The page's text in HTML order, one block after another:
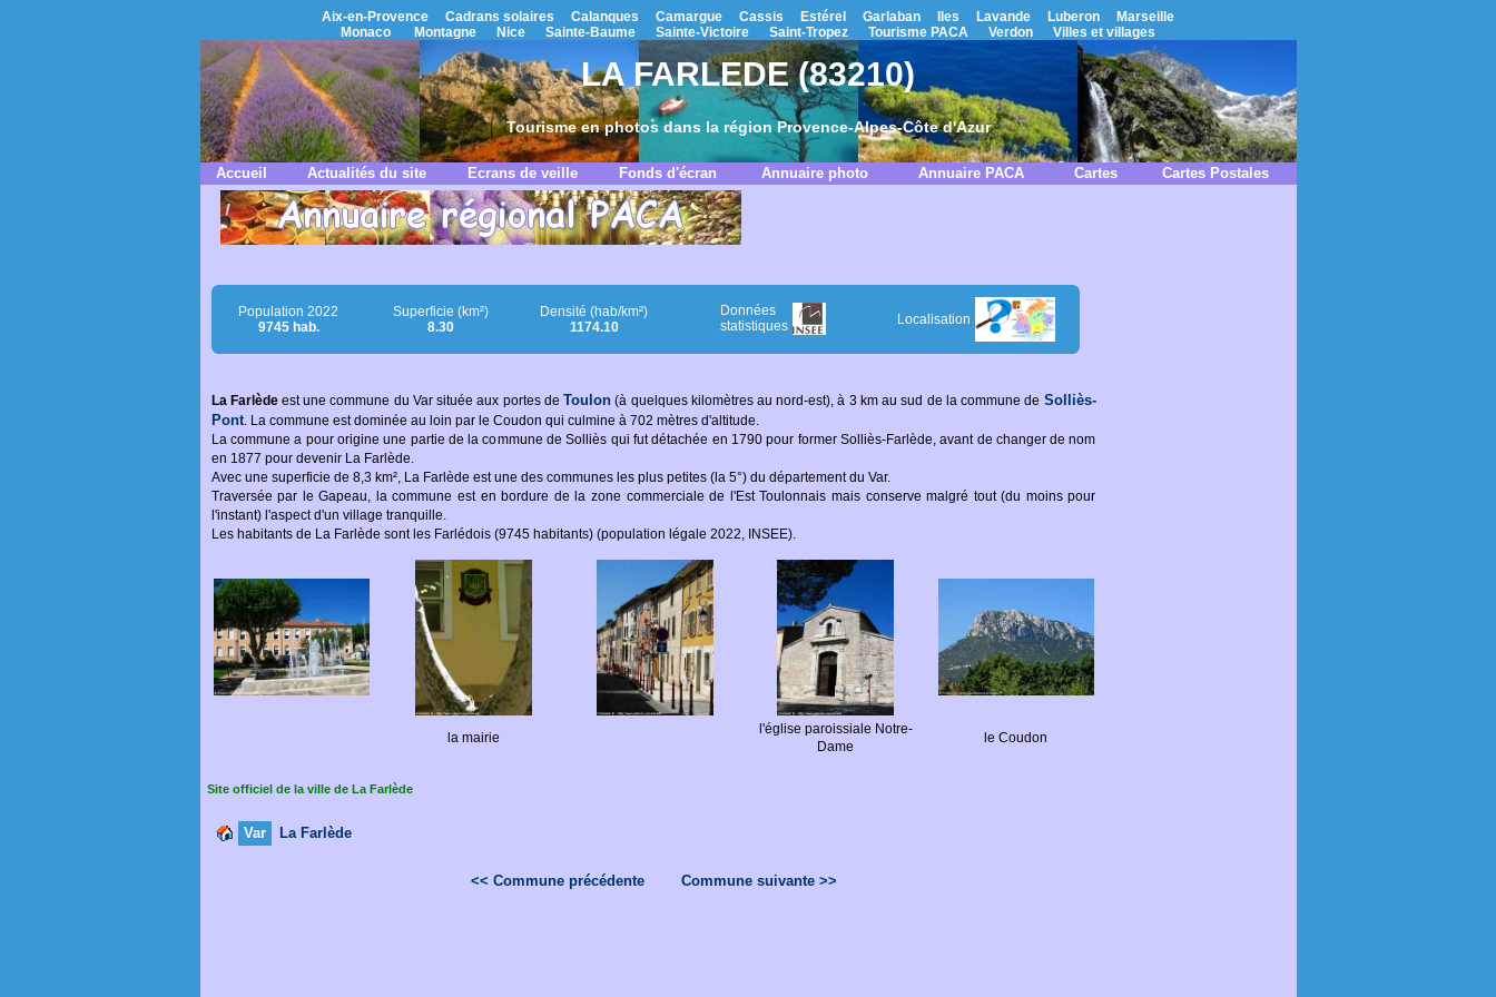
Aix-en-Provence Cadrans solaires Calanques Camargue Cassis Estérel Garlaban Iles Lavande Luberon
Marseille
Monaco
Montagne Nice Sainte-Baume Sainte-Victoire Saint-Tropez Tourisme PACA Verdon Villes et villages
LA FARLEDE (83210)
Tourisme en photos dans la région Provence-Alpes-Côte d'Azur
Accueil Actualités du site Ecrans de veille Fonds d'écran Annuaire photo Annuaire PACA Cartes Cartes Postales
Population 2022
9745 hab.
Superficie (km²)
8.30
Densité (hab/km²)
1174.10
Données
statistiques
Localisation
La Farlèdeest une commune du Var située aux portes deToulon (à quelques kilomètres au nord-est), à 3 km au sud de la commune de Solliès-
Pont. La commune est dominée au loin par le Coudon qui culmine à 702 mètres d'altitude.
La commune a pour origine une partie de la commune de Solliès qui fut détachée en 1790 pour former Solliès-Farlède, avant de changer de nom
en 1877 pour devenir La Farlède.
Avec une superficie de 8,3 km², La Farlède est une des communes les plus petites (la 5°) du département du Var.
Traversée par le Gapeau, la commune est en bordure de la zone commerciale de l'Est Toulonnais mais conserve malgré tout (du moins pour
l'instant) l'aspect d'un village tranquille.
Les habitants de La Farlède sont les Farlédois (9745 habitants) (population légale 2022, INSEE).
la mairie
l'église paroissiale Notre-
Dame
le Coudon
Site officiel de la ville de La Farlède
Var La Farlède
<< Commune précédente Commune suivante >>